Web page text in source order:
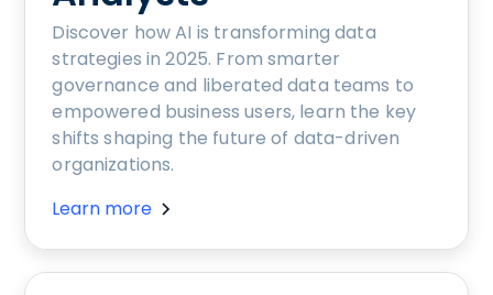
Discover how AI is transforming data
strategies in 2025. From smarter
governance and liberated data teams to
empowered business users, learn the key
shifts shaping the future of data-driven
organizations.
Learn more